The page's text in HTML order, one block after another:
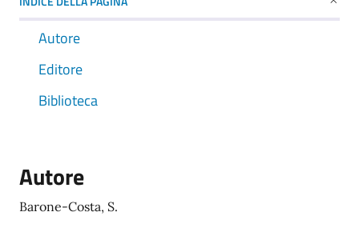
Autore
Editore
Biblioteca
Autore
Barone-Costa, S.